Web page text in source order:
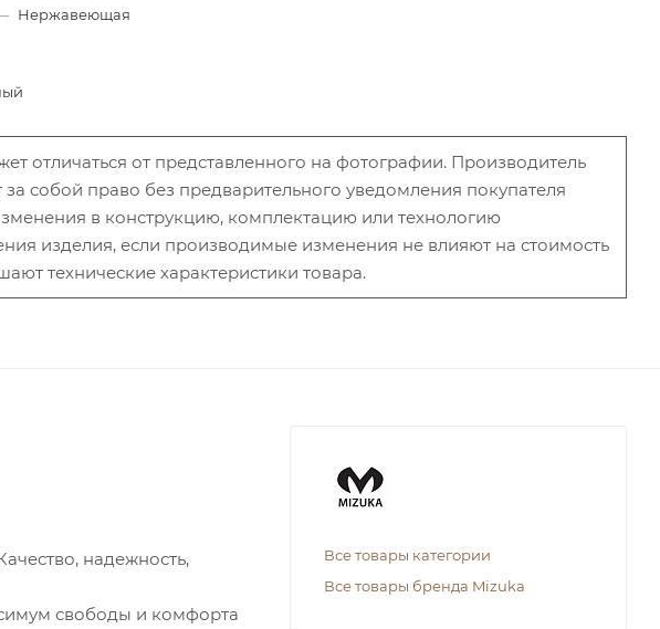
Нержавеющая
отличаться от представленного на фотографии. Производитель
за собой право без предварительного уведомления покупателя
в конструкцию, комплектацию или технологию
изделия, если производимые изменения не влияют на стоимость
технические характеристики товара.
надежность,
свободы и комфорта
Все товары категории
Все товары бренда Mizuka